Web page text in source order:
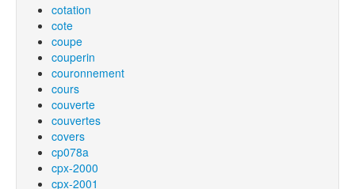
cotation
cote
coupe
couperin
couronnement
cours
couverte
couvertes
covers
cp078a
cpx-2000
cpx-2001